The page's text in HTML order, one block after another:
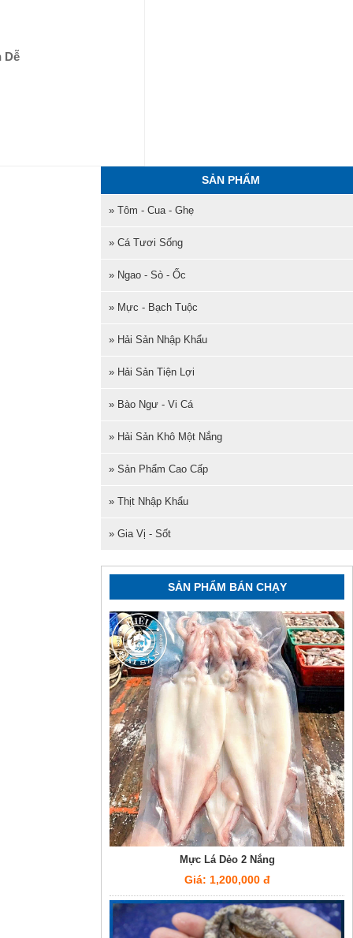
Dễ
SẢN PHẨM
» Tôm - Cua - Ghẹ
» Cá Tươi Sống
» Ngao - Sò - Ốc
» Mực - Bạch Tuộc
» Hải Sản Nhập Khẩu
» Hải Sản Tiện Lợi
» Bào Ngư - Vi Cá
» Hải Sản Khô Một Nắng
» Sản Phẩm Cao Cấp
» Thịt Nhập Khẩu
» Gia Vị - Sốt
SẢN PHẨM BÁN CHẠY
Mực Lá Dẻo 2 Nắng
Giá: 1,200,000 đ